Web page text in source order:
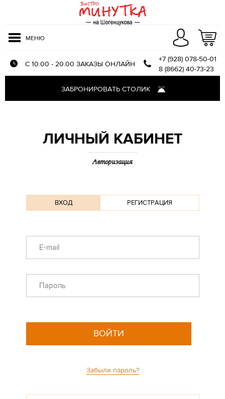
МЕНЮ
С 10.00 - 20.00 ЗАКАЗЫ ОНЛАЙН
+7 (928) 078-50-01
8 (8662) 40-73-23
ЗАБРОНИРОВАТЬ СТОЛИК
ЛИЧНЫЙ КАБИНЕТ
Авторизация
ВХОД РЕГИСТРАЦИЯ
E-mail
Пароль
ВОЙТИ
Забыли пароль?